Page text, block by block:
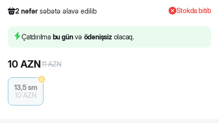
2 nəfər səbətə əlavə edilib
6 nəfər məhsulu alıb
Stokda bitib
Çatdırılma bu günvə ödənişsizolacaq.
10 AZN11AZN
13,5 sm
10 AZN